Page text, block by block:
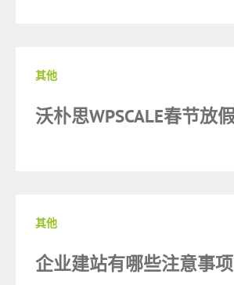
其他
沃朴思WPSCALE春节放
其他
企业建站有哪些注意事项